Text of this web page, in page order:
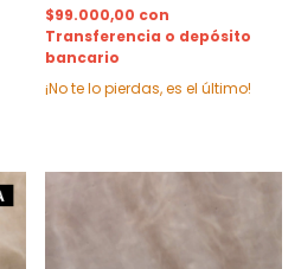
$99.000,00 con
Transferencia o depósito
bancario
¡No te lo pierdas, es el último!